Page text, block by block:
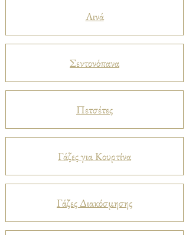
Λινά
Σεντονόπανα
Πετσέτες
Γάζες για Κουρτίνα
Γάζες Διακόσμησης